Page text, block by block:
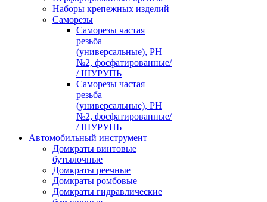
Наборы крепежных изделий
Саморезы
Саморезы частая
резьба
(универсальные), PH
№2, фосфатированные/
/ ШУРУПЬ
Саморезы частая
резьба
(универсальные), PH
№2, фосфатированные/
/ ШУРУПЬ
Автомобильный инструмент
Домкраты винтовые
бутылочные
Домкраты реечные
Домкраты ромбовые
Домкраты гидравлические